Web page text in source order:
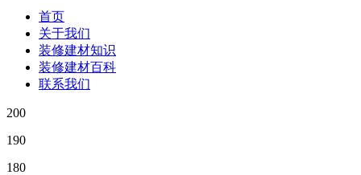
首页
关于我们
装修建材知识
装修建材百科
联系我们
200
190
180